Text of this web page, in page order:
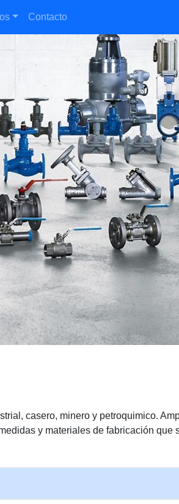
Contacto
casero, minero y petroquimico.
y materiales de fabricación